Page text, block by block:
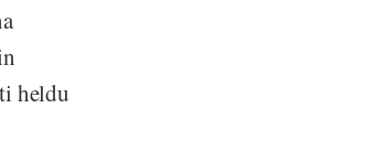
heldu